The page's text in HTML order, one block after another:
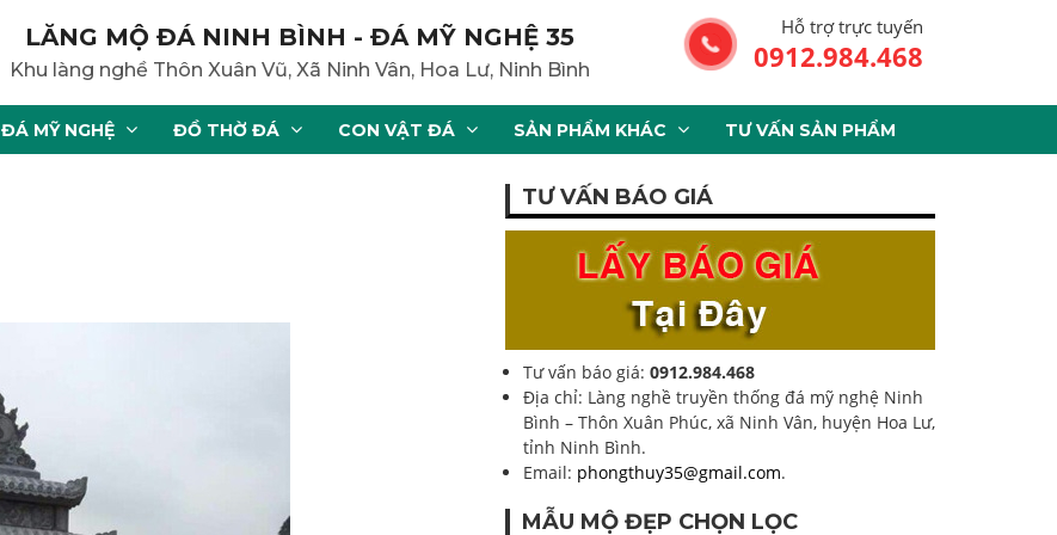
LĂNG MỘ ĐÁ NINH BÌNH - ĐÁ MỸ NGHỆ 35
Khu làng nghề Thôn Xuân Vũ, Xã Ninh Vân, Hoa Lư, Ninh Bình
Hỗ trợ trực tuyến
0912.984.468
ĐÁ MỸ NGHỆ ĐỒ THỜ ĐÁ CON VẬT ĐÁ SẢN PHẨM KHÁC TƯ VẤN SẢN PHẨM
TƯ VẤN BÁO GIÁ
Tư vấn báo giá: 0912.984.468
Địa chỉ: Làng nghề truyền thống đá mỹ nghệ Ninh
Bình – Thôn Xuân Phúc, xã Ninh Vân, huyện Hoa Lư,
tỉnh Ninh Bình.
Email: phongthuy35@gmail.com.
MẪU MỘ ĐẸP CHỌN LỌC